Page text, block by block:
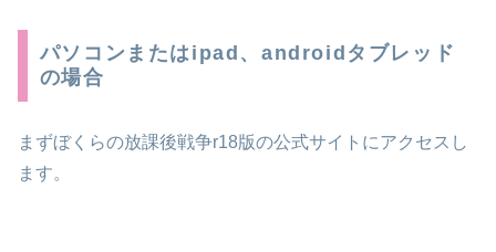
パソコンまたはipad、androidタブレッド
の場合
まずぼくらの放課後戦争r18版の公式サイトにアクセス し
ます。